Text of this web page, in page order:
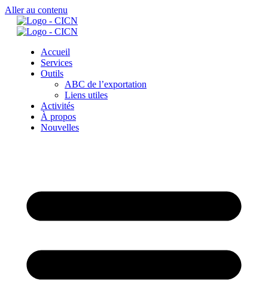
Aller au contenu
Accueil
Services
Outils
ABC de l’exportation
Liens utiles
Activités
À propos
Nouvelles